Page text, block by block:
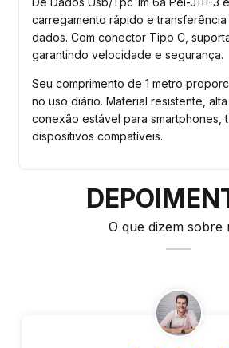
carregamento rápido e
dados. Com conector Tipo C,
garantindo velocidade e segurança.
Seu comprimento de 1 metro
no uso diário. Material resistente,
conexão estável para smartphones,
dispositivos compatíveis.
O que dizem sobre